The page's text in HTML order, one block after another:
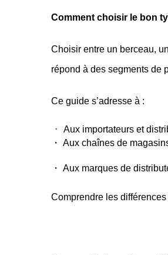
Comment choisir le bon
Choisir entre un berceau,
répond à des segments de
Ce guide s’adresse à :
・ Aux importateurs et
・ Aux chaînes de
・ Aux marques de
Comprendre les